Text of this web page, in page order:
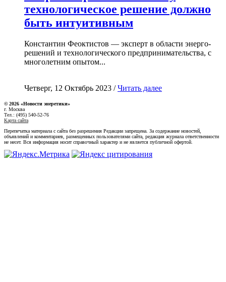
технологическое решение должно
быть интуитивным
Константин Феоктистов — эксперт в области энерго-
решений и технологического предпринимательства, с
многолетним опытом...
Четверг, 12 Октябрь 2023 /Читать далее
© 2026 «Новости энеретики»
г. Москва
Тел.: (495) 540-52-76
Карта сайта
Перепечатка материала с сайта без разрешения Редакции запрещена. За содержание новостей,
объявлений и комментариев, размещенных пользователями сайта, редакция журнала ответственности
не несет. Вся информация носит справочный характер и не является публичной офертой.